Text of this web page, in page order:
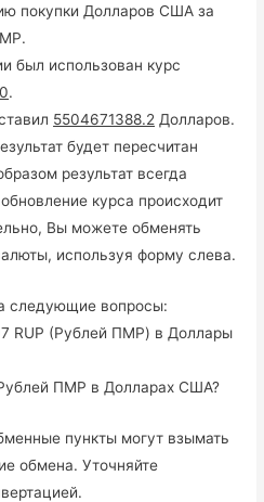
покупки Долларов США за
был использован курс
.
5504671388.2 Долларов.
будет пересчитан
результат всегда
курса происходит
Вы можете обменять
используя форму слева.
следующие вопросы:
RUP (Рублей ПМР) в Доллары
ПМР в Долларах США?
пункты могут взымать
обмена. Уточняйте